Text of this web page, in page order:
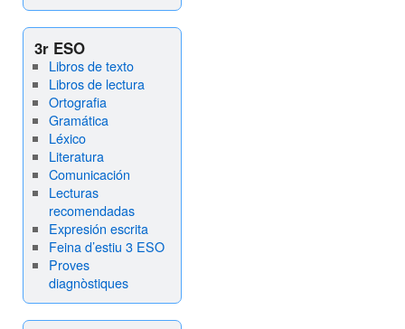
3r ESO
Libros de texto
Libros de lectura
Ortografia
Gramática
Léxico
Literatura
Comunicación
Lecturas
recomendadas
Expresión escrita
Feina d’estiu 3 ESO
Proves
diagnòstiques